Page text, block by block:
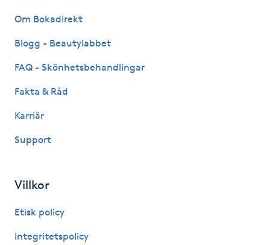
H
Hatha Yoga
Healing
HIFU
Hollywood Peel
Om Bokadirekt
Blogg - Beautylabbet
FAQ - Skönhetsbehandlingar
Fakta & Råd
Karriär
Support
Villkor
Etisk policy
Integritetspolicy